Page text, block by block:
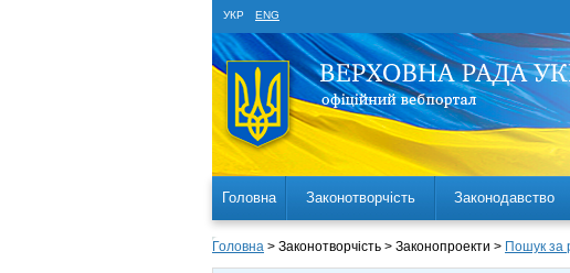
УКР ENG
Головна Законотворчість Законодавство
Головна > Законотворчість > Законопроекти > Пошук за